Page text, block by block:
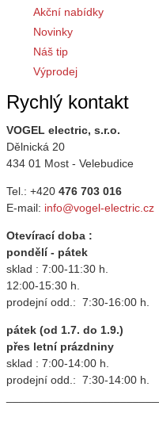
Akční nabídky
Novinky
Náš tip
Výprodej
Rychlý kontakt
VOGEL electric, s.r.o.
Dělnická 20
434 01 Most - Velebudice
Tel.: +420 476 703 016
E-mail: info@vogel-electric.cz
Otevírací doba :
pondělí - pátek
sklad : 7:00-11:30 h.
12:00-15:30 h.
prodejní odd.: 7:30-16:00 h.
pátek (od 1.7. do 1.9.)
přes letní prázdniny
sklad : 7:00-14:00 h.
prodejní odd.: 7:30-14:00 h.